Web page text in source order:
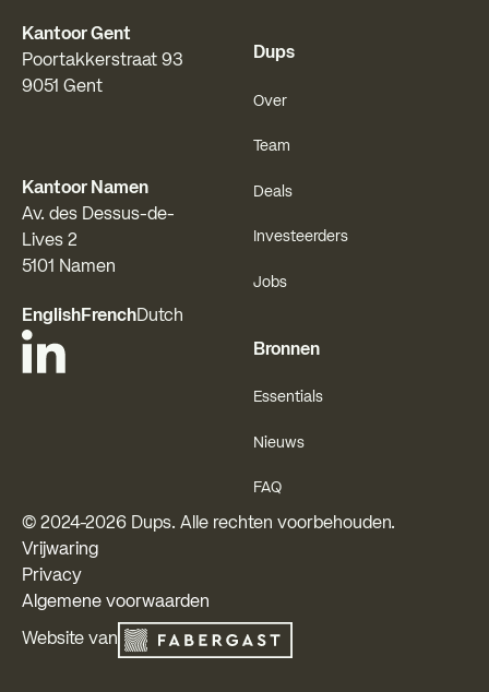
Kantoor Gent
Poortakkerstraat 93
9051 Gent
Kantoor Namen
Av. des Dessus-de-
Lives 2
5101 Namen
EnglishFrenchDutch
Dups
Over
Team
Deals
Investeerders
Jobs
Bronnen
Essentials
Nieuws
FAQ
© 2024-2026Dups. Alle rechten voorbehouden.
Vrijwaring
Privacy
Algemene voorwaarden
Website van